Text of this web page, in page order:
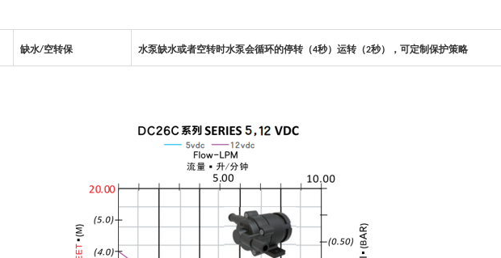
缺水/空转保 水泵缺水或者空转时水泵会循环的停转（4秒） 运转（2秒），可定制保护策略